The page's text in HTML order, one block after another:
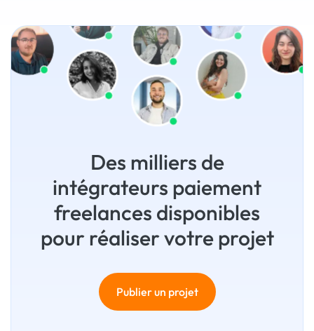
Des milliers de
intégrateurs paiement
freelances disponibles
pour réaliser votre projet
Publier un projet